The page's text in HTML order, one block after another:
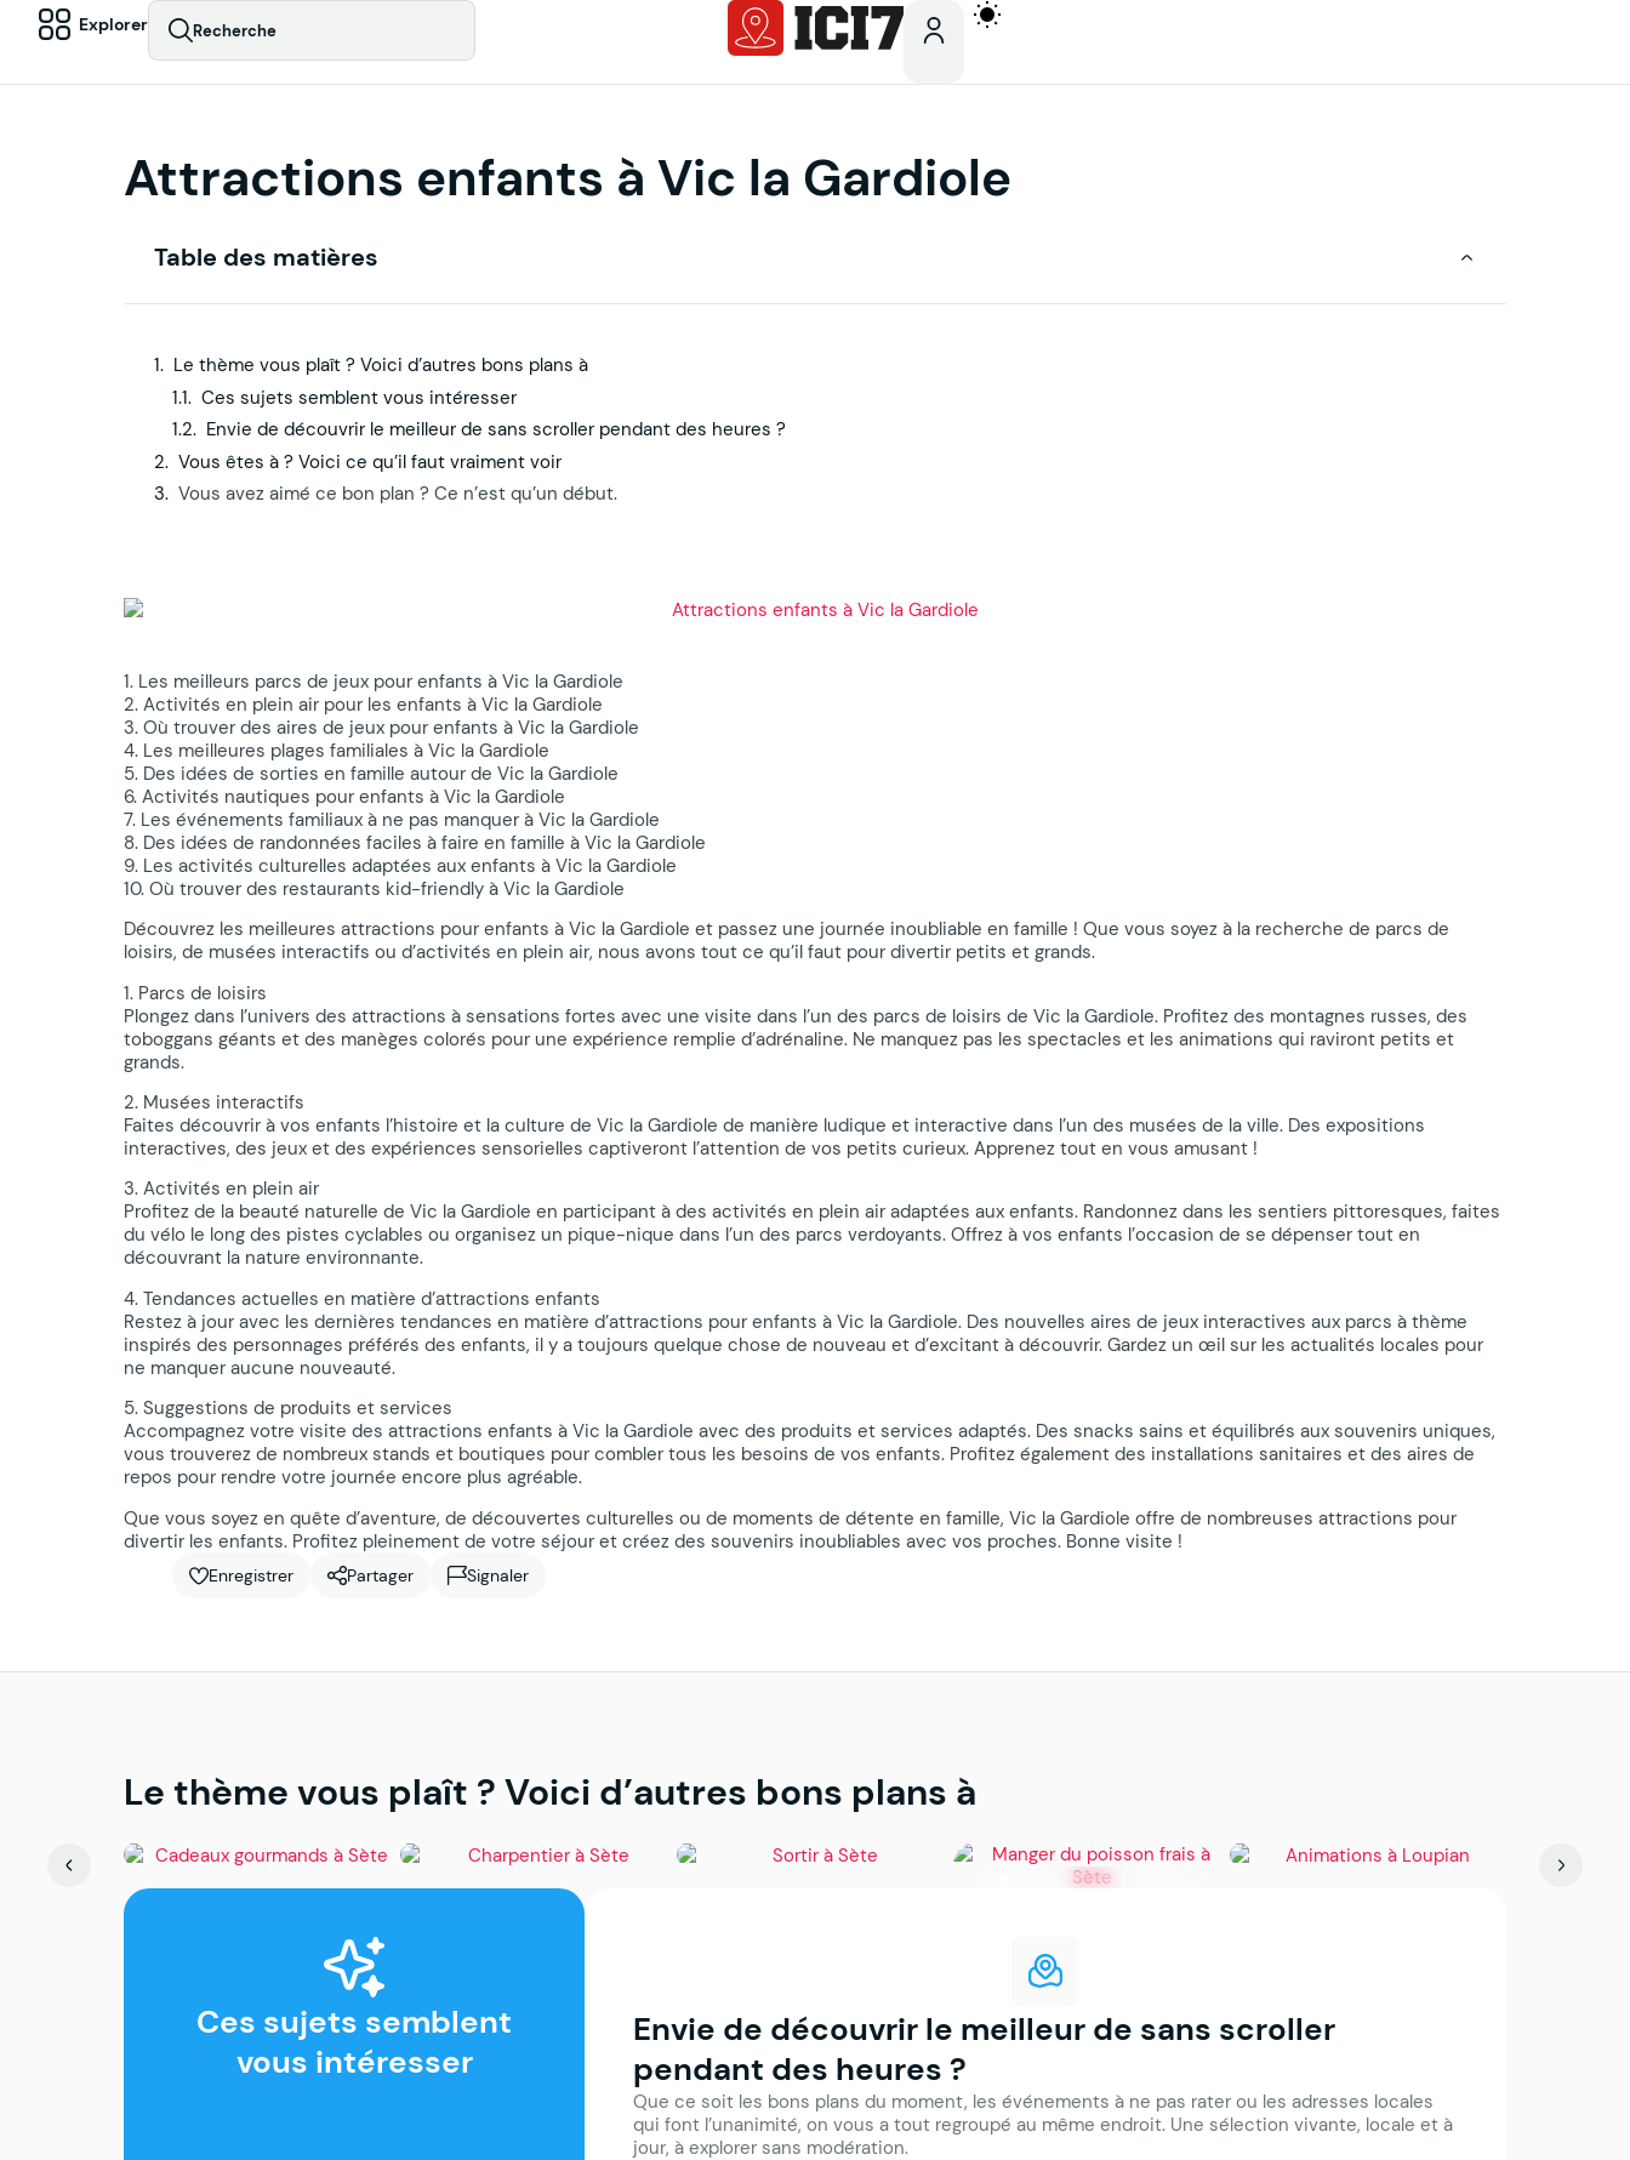
Explorer Recherche
Attractions enfants à Vic la Gardiole
Table des matières
Le thème vous plaît ? Voici d’autres bons plans à
Ces sujets semblent vous intéresser
Envie de découvrir le meilleur de sans scroller pendant des heures ?
Vous êtes à ? Voici ce qu’il faut vraiment voir
Vous avez aimé ce bon plan ? Ce n’est qu’un début.
1. Les meilleurs parcs de jeux pour enfants à Vic la Gardiole
2. Activités en plein air pour les enfants à Vic la Gardiole
3. Où trouver des aires de jeux pour enfants à Vic la Gardiole
4. Les meilleures plages familiales à Vic la Gardiole
5. Des idées de sorties en famille autour de Vic la Gardiole
6. Activités nautiques pour enfants à Vic la Gardiole
7. Les événements familiaux à ne pas manquer à Vic la Gardiole
8. Des idées de randonnées faciles à faire en famille à Vic la Gardiole
9. Les activités culturelles adaptées aux enfants à Vic la Gardiole
10. Où trouver des restaurants kid-friendly à Vic la Gardiole
Découvrez les meilleures attractions pour enfants à Vic la Gardiole et passez une journée inoubliable en famille ! Que vous soyez à la recherche de parcs de
loisirs, de musées interactifs ou d’activités en plein air, nous avons tout ce qu’il faut pour divertir petits et grands.
1. Parcs de loisirs
Plongez dans l’univers des attractions à sensations fortes avec une visite dans l’un des parcs de loisirs de Vic la Gardiole. Profitez des montagnes russes, des
toboggans géants et des manèges colorés pour une expérience remplie d’adrénaline. Ne manquez pas les spectacles et les animations qui raviront petits et
grands.
2. Musées interactifs ️
Faites découvrir à vos enfants l’histoire et la culture de Vic la Gardiole de manière ludique et interactive dans l’un des musées de la ville. Des expositions
interactives, des jeux et des expériences sensorielles captiveront l’attention de vos petits curieux. Apprenez tout en vous amusant !
3. Activités en plein air
Profitez de la beauté naturelle de Vic la Gardiole en participant à des activités en plein air adaptées aux enfants. Randonnez dans les sentiers pittoresques, faites
du vélo le long des pistes cyclables ou organisez un pique-nique dans l’un des parcs verdoyants. Offrez à vos enfants l’occasion de se dépenser tout en
découvrant la nature environnante.
4. Tendances actuelles en matière d’attractions enfants
Restez à jour avec les dernières tendances en matière d’attractions pour enfants à Vic la Gardiole. Des nouvelles aires de jeux interactives aux parcs à thème
inspirés des personnages préférés des enfants, il y a toujours quelque chose de nouveau et d’excitant à découvrir. Gardez un œil sur les actualités locales pour
ne manquer aucune nouveauté.
5. Suggestions de produits et services
Accompagnez votre visite des attractions enfants à Vic la Gardiole avec des produits et services adaptés. Des snacks sains et équilibrés aux souvenirs uniques,
vous trouverez de nombreux stands et boutiques pour combler tous les besoins de vos enfants. Profitez également des installations sanitaires et des aires de
repos pour rendre votre journée encore plus agréable.
Que vous soyez en quête d’aventure, de découvertes culturelles ou de moments de détente en famille, Vic la Gardiole offre de nombreuses attractions pour
divertir les enfants. Profitez pleinement de votre séjour et créez des souvenirs inoubliables avec vos proches. Bonne visite ! ‍ ‍ ‍
Enregistrer Partager Signaler
Le thème vous plaît ? Voici d’autres bons plans à
Sète
Sète : paniers garnis,
spécialités locales et
Sète
Charpentier à Sète
Ces sujets semblent
vous intéresser
Envie de découvrir le meilleur de sans scroller
pendant des heures ?
Que ce soit les bons plans du moment, les événements à ne pas rater ou les adresses locales
qui font l’unanimité, on vous a tout regroupé au même endroit. Une sélection vivante, locale et à
jour, à explorer sans modération.